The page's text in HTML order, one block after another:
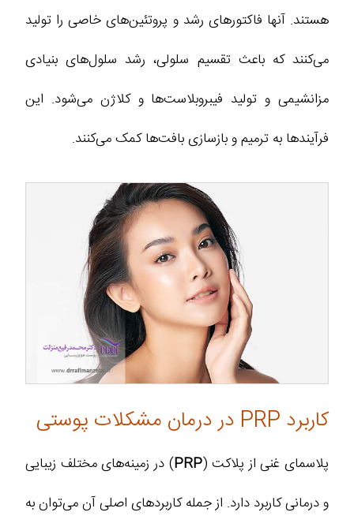
هستند. آنها فاکتورهای رشد و پروتئین‌های خاصی را تولید
می‌کنند که باعث تقسیم سلولی، رشد سلول‌های بنیادی
مزانشیمی و تولید فیبروبلاست‌ها و کلاژن می‌شود. این
فرآیندها به ترمیم و بازسازی بافت‌ها کمک می‌کنند.
کاربرد PRP در درمان مشکلات پوستی
پلاسمای غنی از پلاکت (PRP) در زمینه‌های مختلف زیبایی
و درمانی کاربرد دارد. از جمله کاربردهای اصلی آن می‌توان به